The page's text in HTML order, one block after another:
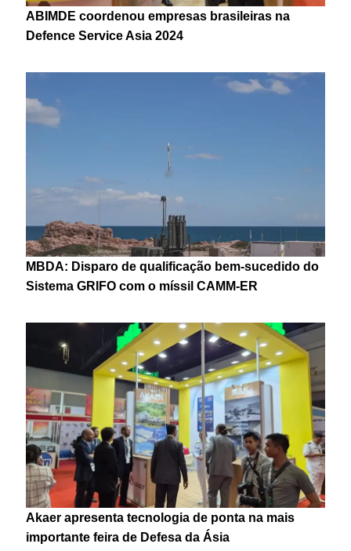
ABIMDE coordenou empresas brasileiras na
Defence Service Asia 2024
MBDA: Disparo de qualificação bem-sucedido do
Sistema GRIFO com o míssil CAMM-ER
Akaer apresenta tecnologia de ponta na mais
importante feira de Defesa da Ásia